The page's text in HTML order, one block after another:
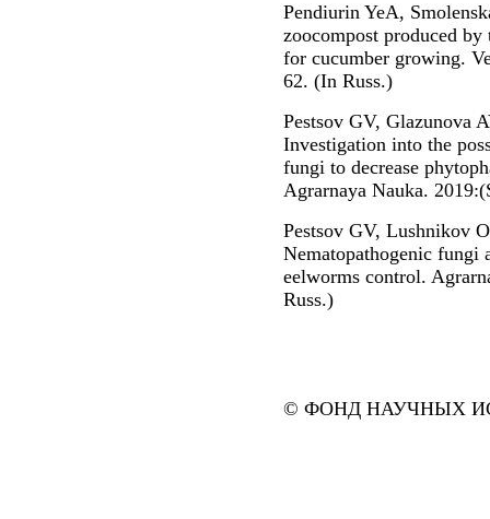
Pendiurin YeA,
zoocompost produced
for cucumber growing.
62. (In Russ.)
Pestsov GV, Glazunova
Investigation into the
fungi to decrease
Agrarnaya Nauka.
Pestsov GV, Lushnikov
Nematopathogenic fungi
eelworms control.
Russ.)
© ФОНД НАУЧНЫХ